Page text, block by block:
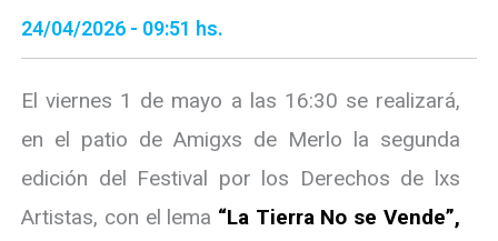
24/04/2026 - 09:51 hs.
El viernes 1 de mayo a las 16:30 se realizará,
en el patio de Amigxs de Merlo la segunda
edición del Festival por los Derechos de lxs
Artistas, con el lema “La Tierra No se Vende”,